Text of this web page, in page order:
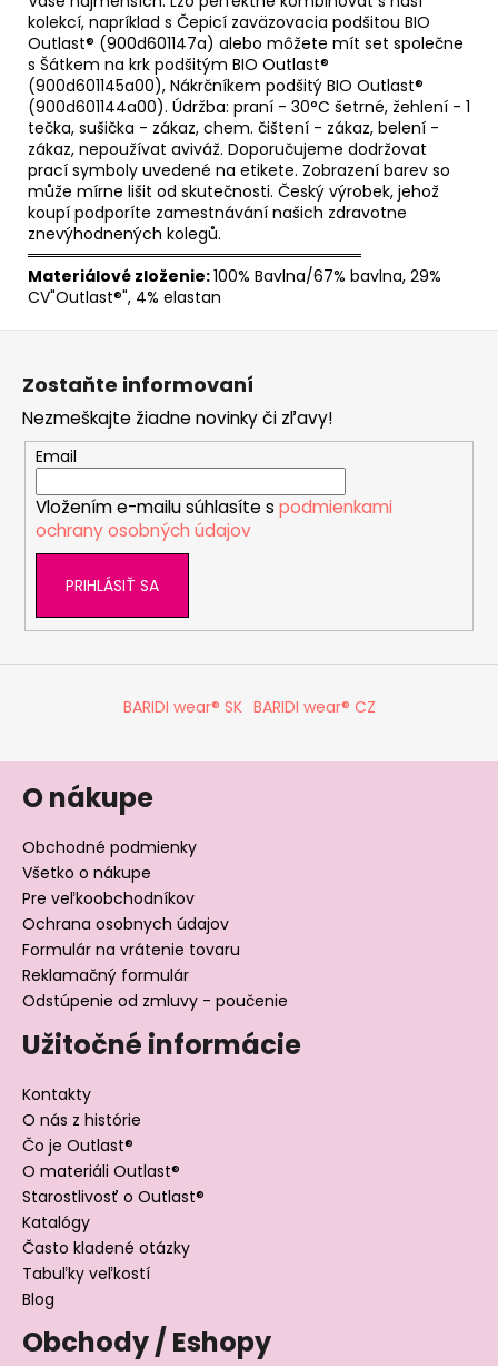
kolekcí, napríklad s Čepicí zaväzovacia podšitou BIO
Outlast® (900d601147a) alebo môžete mít set společne
s Šátkem na krk podšitým BIO Outlast®
(900d601145a00), Nákrčníkem podšitý BIO Outlast®
(900d601144a00). Údržba: praní - 30°C šetrné, žehlení - 1
tečka, sušička - zákaz, chem. čištení - zákaz, belení -
zákaz, nepoužívat aviváž. Doporučujeme dodržovat
prací symboly uvedené na etikete. Zobrazení barev so
může mírne lišit od skutečnosti. Český výrobek, jehož
koupí podporíte zamestnávání našich zdravotne
znevýhodnených kolegů.
══════════════════════════════
Materiálové zloženie:100% Bavlna/67% bavlna, 29%
CV"Outlast®", 4% elastan
Zostaňte informovaní
Nezmeškajte žiadne novinky či zľavy!
Email
Vložením e-mailu súhlasíte s podmienkami
ochrany osobných údajov
PRIHLÁSIŤ SA
BARIDI wear® SK BARIDI wear® CZ
O nákupe
Obchodné podmienky
Všetko o nákupe
Pre veľkoobchodníkov
Ochrana osobnych údajov
Formulár na vrátenie tovaru
Reklamačný formulár
Odstúpenie od zmluvy - poučenie
Užitočné informácie
Kontakty
O nás z histórie
Čo je Outlast®
O materiáli Outlast®
Starostlivosť o Outlast®
Katalógy
Často kladené otázky
Tabuľky veľkostí
Blog
Obchody / Eshopy